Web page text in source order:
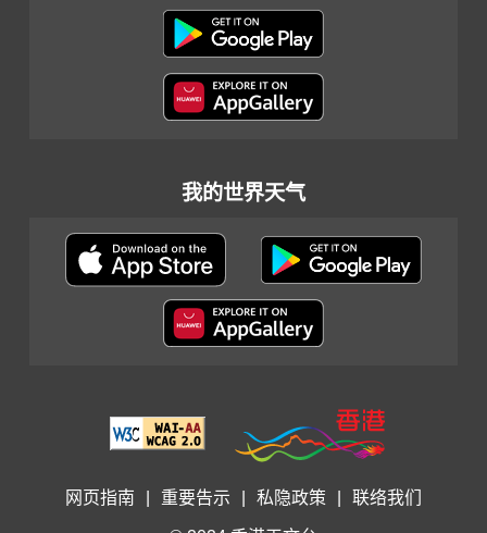
我的世界天气
网页指南 重要告示 私隐政策 联络我们